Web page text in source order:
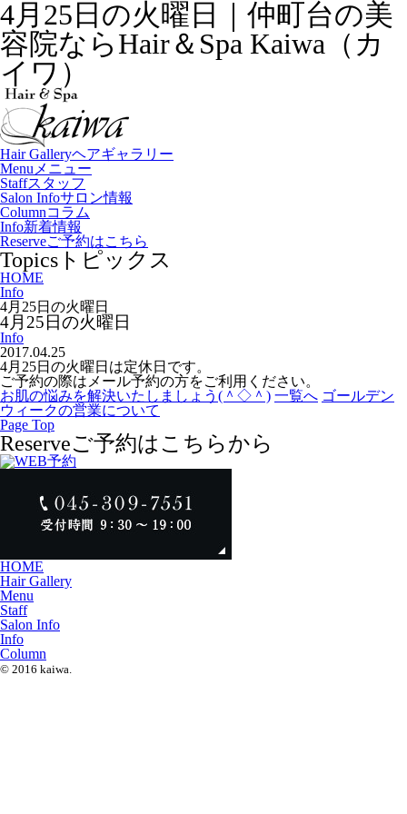
4月25日の火曜日｜仲町台の美
容院ならHair＆Spa Kaiwa（カ
イワ）
Hair Galleryヘアギャラリー
Menu メニュー
Staffスタッフ
Salon Infoサロン情報
Columnコラム
Info新着情報
Reserveご予約はこちら
Topics トピックス
HOME
Info
4月25日の火曜日
4月25日の火曜日
Info
2017.04.25
4月25日の火曜日は定休日です。
ご予約の際はメール予約の方をご利用ください。
お肌の悩みを解決いたしましょう(＾◇＾) 一覧へ ゴールデン
ウィークの営業について
Page Top
Reserveご予約はこちらから
HOME
Hair Gallery
Menu
Staff
Salon Info
Info
Column
© 2016 kaiwa.